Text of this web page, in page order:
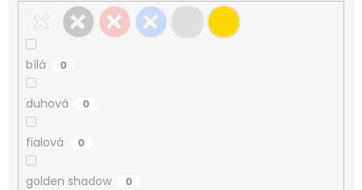
bílá 0
duhová 0
fialová 0
golden shadow 0